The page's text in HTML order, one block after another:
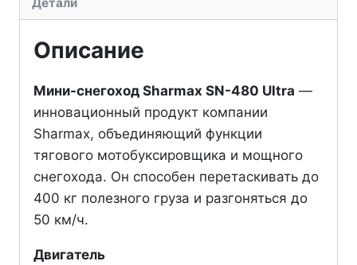
480
Детали
Описание
Мини-снегоход Sharmax SN-480 Ultra —
инновационный продукт компании
Sharmax, объединяющий функции
тягового мотобуксировщика и мощного
снегохода. Он способен перетаскивать до
400 кг полезного груза и разгоняться до
50 км/ч.
Двигатель